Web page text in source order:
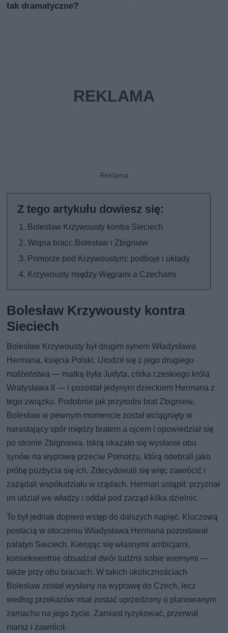
tak dramatyczne?
Bolesław Krzywousty kontra Sieciech
Wojna braci: Bolesław i Zbigniew
Pomorze pod Krzywoustym: podboje i układy
Krzywousty między Węgrami a Czechami
Bolesław Krzywousty kontra
Sieciech
Bolesław Krzywousty był drugim synem Władysława
Hermana, księcia Polski. Urodził się z jego drugiego
małżeństwa — matką była Judyta, córka czeskiego króla
Wratysława II — i pozostał jedynym dzieckiem Hermana z
tego związku. Podobnie jak przyrodni brat Zbigniew,
Bolesław w pewnym momencie został wciągnięty w
narastający spór między bratem a ojcem i opowiedział się
po stronie Zbigniewa. Iskrą okazało się wysłanie obu
synów na wyprawę przeciw Pomorzu, którą odebrali jako
próbę pozbycia się ich. Zdecydowali się więc zawrócić i
zażądali współudziału w rządach. Herman ustąpił: przyznał
im udział we władzy i oddał pod zarząd kilka dzielnic.
To był jednak dopiero wstęp do dalszych napięć. Kluczową
postacią w otoczeniu Władysława Hermana pozostawał
palatyn Sieciech. Kierując się własnymi ambicjami,
konsekwentnie obsadzał dwór ludźmi sobie wiernymi —
także przy obu braciach. W takich okolicznościach
Bolesław został wysłany na wyprawę do Czech, lecz
według przekazów miał zostać uprzedzony o planowanym
zamachu na jego życie. Zamiast ryzykować, przerwał
marsz i zawrócił.